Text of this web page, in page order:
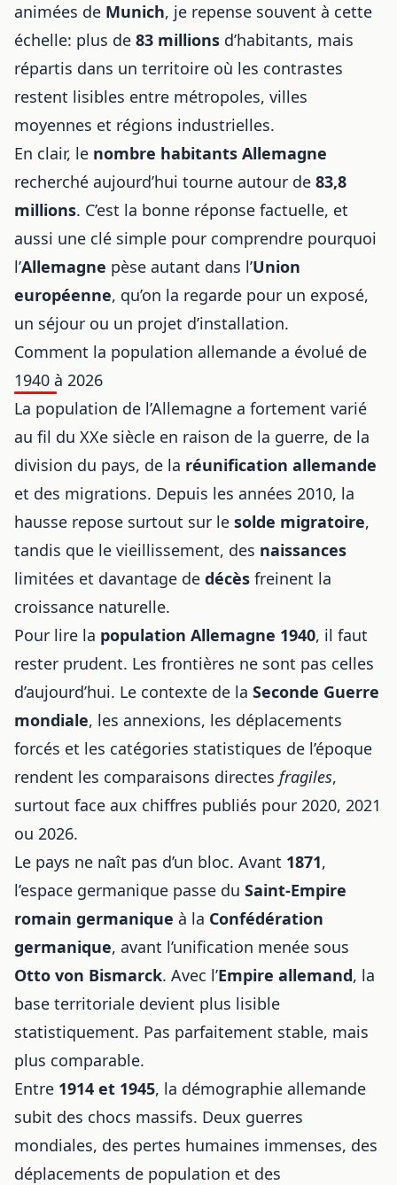
animées de Munich, je repense souvent à cette
échelle: plus de 83 millions d’habitants, mais
répartis dans un territoire où les contrastes
restent lisibles entre métropoles, villes
moyennes et régions industrielles.
En clair, le nombre habitants Allemagne
recherché aujourd’hui tourne autour de 83,8
millions. C’est la bonne réponse factuelle, et
aussi une clé simple pour comprendre pourquoi
l’Allemagne pèse autant dans l’Union
européenne, qu’on la regarde pour un exposé,
un séjour ou un projet d’installation.
Comment la population allemande a évolué de
1940 à 2026
La population de l’Allemagne a fortement varié
au fil du XXe siècle en raison de la guerre, de la
division du pays, de la réunification allemande
et des migrations. Depuis les années 2010, la
hausse repose surtout sur le solde migratoire,
tandis que le vieillissement, des naissances
limitées et davantage de décès freinent la
croissance naturelle.
Pour lire la population Allemagne 1940, il faut
rester prudent. Les frontières ne sont pas celles
d’aujourd’hui. Le contexte de la Seconde Guerre
mondiale, les annexions, les déplacements
forcés et les catégories statistiques de l’époque
rendent les comparaisons directes fragiles,
surtout face aux chiffres publiés pour 2020, 2021
ou 2026.
Le pays ne naît pas d’un bloc. Avant 1871,
l’espace germanique passe du Saint-Empire
romain germanique à la Confédération
germanique, avant l’unification menée sous
Otto von Bismarck. Avec l’Empire allemand, la
base territoriale devient plus lisible
statistiquement. Pas parfaitement stable, mais
plus comparable.
Entre 1914 et 1945, la démographie allemande
subit des chocs massifs. Deux guerres
mondiales, des pertes humaines immenses, des
déplacements de population et des